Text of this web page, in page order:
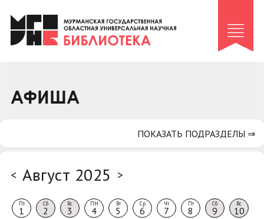
Клуб «Гиря и сельдерей»
Клуб «Семейный архив»
Коллегам
АФИША
< Август 2025 >
Пт
1
Сб
2
Вс
3
ПН
4
Вт
5
Ср
6
Чт
7
Пт
8
Сб
9
Вс
10
ПОКАЗАТЬ ПОДРАЗДЕЛЫ ⇒